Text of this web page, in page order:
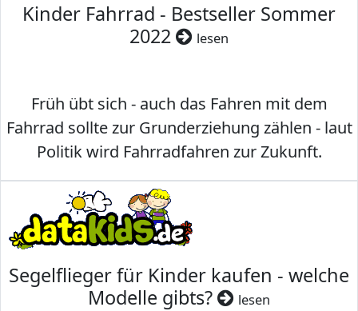
Kinder Fahrrad - Bestseller Sommer
2022
lesen
Früh übt sich - auch das Fahren mit dem
Fahrrad sollte zur Grunderziehung zählen - laut
Politik wird Fahrradfahren zur Zukunft.
Segelflieger für Kinder kaufen - welche
Modelle gibts?
lesen